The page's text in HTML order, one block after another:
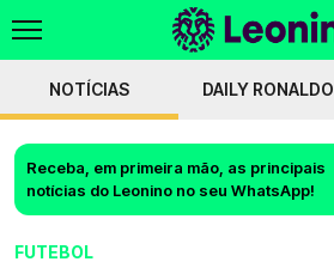
NOTÍCIAS DAILY RONALDO
Receba, em primeira mão, as principais
notícias do Leonino no seu WhatsApp!
FUTEBOL